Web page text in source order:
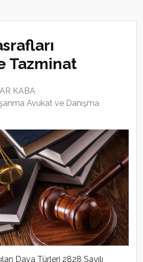
Tazminat
KABA
Avukat ve Danışma
Dava Türleri 2828 Sayılı